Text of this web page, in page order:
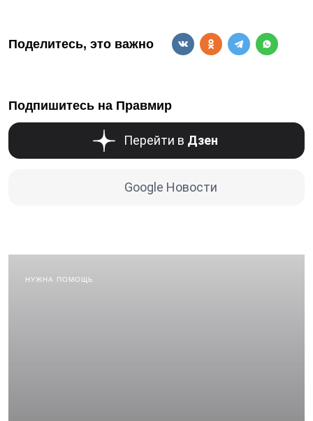
Поделитесь, это важно
Подпишитесь на Правмир
Перейти в Дзен
Google Новости
НУЖНА ПОМОЩЬ